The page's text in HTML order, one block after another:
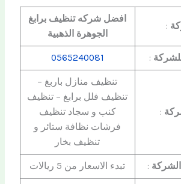
:
افضل شركه تنظيف برابغ
الجوهرة الذهبية
:
0565240081
:
تنظيف منازل باربغ –
تنظيف فلل برابغ – تنظيف
كنب و سجاد تنظيف
فرشات نظافة ستائر و
تنظيف بخار
: تبدء الاسعار من 5 ريالات